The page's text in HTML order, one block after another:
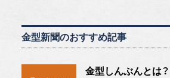
金型新聞のおすすめ記事
金型しんぶんとは？